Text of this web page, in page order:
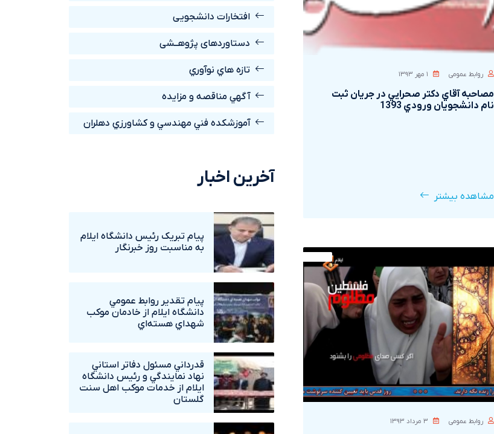
روابط عمومی ۱ مهر ۱۳۹۳
مصاحبه آقاي دکتر صحرايي در جريان ثبت
نام دانشجويان ورودي 1393
مشاهده بیشتر
روابط عمومی ۳ مرداد ۱۳۹۳
افتخارات دانشجویی
دستاوردهای پژوهــشی
تازه هاي نوآوري
آگهي مناقصه و مزايده
آموزشکده فني مهندسي و کشاورزي دهلران
آخرین اخبار
پيام تبريک رئيس دانشگاه ايلام
به مناسبت روز خبرنگار
پيام تقدير روابط عمومي
دانشگاه ايلام از خادمان موکب
شهداي هسته‌اي
قدرداني مسئول دفاتر استاني
نهاد نمايندگي و رئيس دانشگاه
ايلام از خدمات موکب اهل سنت
گلستان